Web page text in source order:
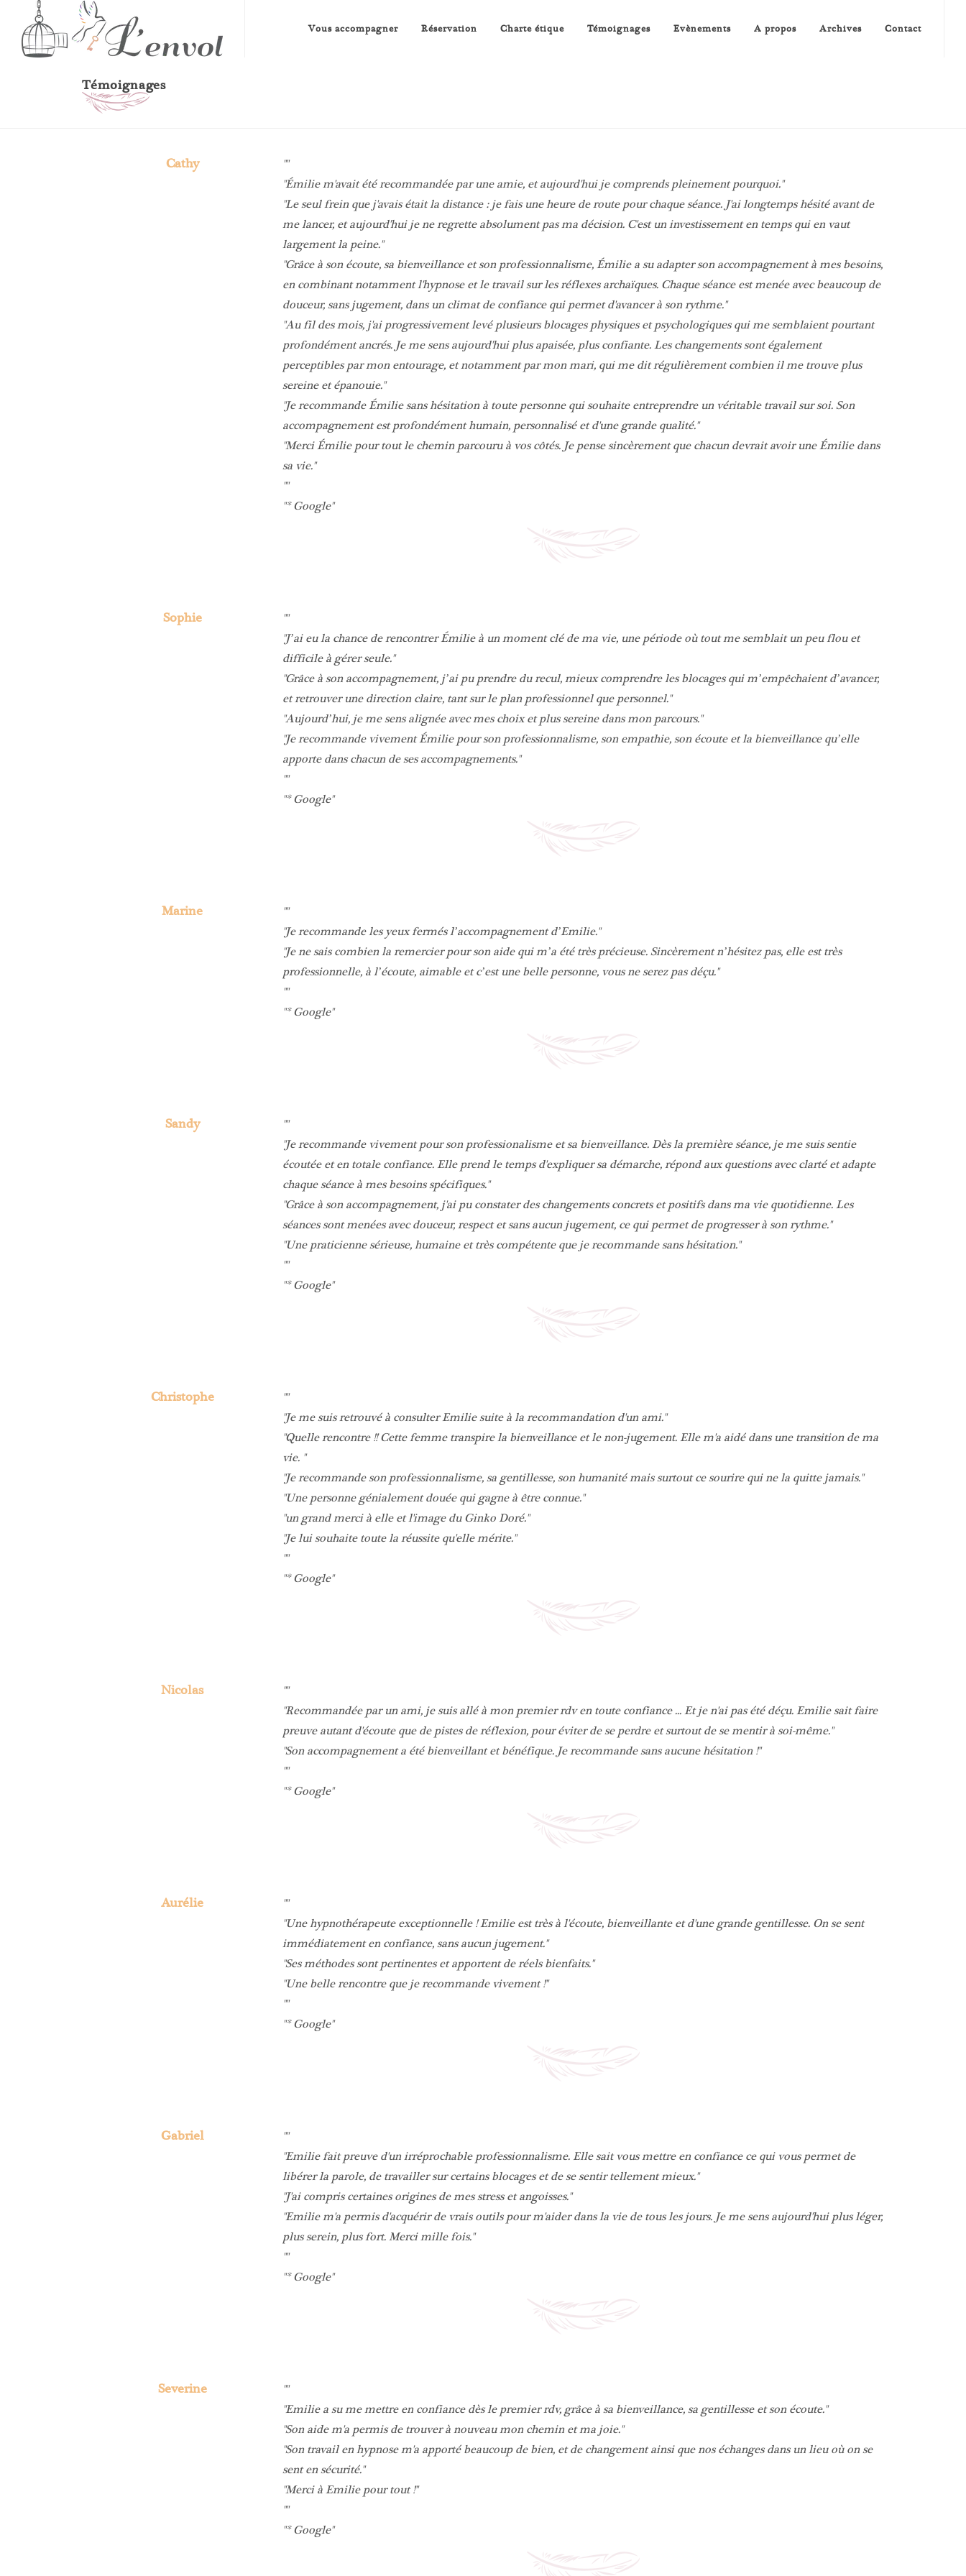
Vous accompagner Réservation Charte étique Témoignages Evènements A propos Archives Contact
Témoignages
Cathy
Émilie m'avait été recommandée par une amie, et aujourd'hui je comprends pleinement pourquoi.
Le seul frein que j'avais était la distance : je fais une heure de route pour chaque séance. J'ai longtemps hésité avant de
me lancer, et aujourd'hui je ne regrette absolument pas ma décision. C'est un investissement en temps qui en vaut
largement la peine.
Grâce à son écoute, sa bienveillance et son professionnalisme, Émilie a su adapter son accompagnement à mes besoins,
en combinant notamment l'hypnose et le travail sur les réflexes archaïques. Chaque séance est menée avec beaucoup de
douceur, sans jugement, dans un climat de confiance qui permet d'avancer à son rythme.
Au fil des mois, j'ai progressivement levé plusieurs blocages physiques et psychologiques qui me semblaient pourtant
profondément ancrés. Je me sens aujourd'hui plus apaisée, plus confiante. Les changements sont également
perceptibles par mon entourage, et notamment par mon mari, qui me dit régulièrement combien il me trouve plus
sereine et épanouie.
Je recommande Émilie sans hésitation à toute personne qui souhaite entreprendre un véritable travail sur soi. Son
accompagnement est profondément humain, personnalisé et d'une grande qualité.
Merci Émilie pour tout le chemin parcouru à vos côtés. Je pense sincèrement que chacun devrait avoir une Émilie dans
sa vie.
* Google
Sophie
J’ai eu la chance de rencontrer Émilie à un moment clé de ma vie, une période où tout me semblait un peu flou et
difficile à gérer seule.
Grâce à son accompagnement, j’ai pu prendre du recul, mieux comprendre les blocages qui m’empêchaient d’avancer,
et retrouver une direction claire, tant sur le plan professionnel que personnel.
Aujourd’hui, je me sens alignée avec mes choix et plus sereine dans mon parcours.
Je recommande vivement Émilie pour son professionnalisme, son empathie, son écoute et la bienveillance qu’elle
apporte dans chacun de ses accompagnements.
* Google
Marine
Je recommande les yeux fermés l’accompagnement d’Emilie.
Je ne sais combien la remercier pour son aide qui m’a été très précieuse. Sincèrement n’hésitez pas, elle est très
professionnelle, à l’écoute, aimable et c’est une belle personne, vous ne serez pas déçu.
* Google
Sandy
Je recommande vivement pour son professionalisme et sa bienveillance. Dès la première séance, je me suis sentie
écoutée et en totale confiance. Elle prend le temps d'expliquer sa démarche, répond aux questions avec clarté et adapte
chaque séance à mes besoins spécifiques.
Grâce à son accompagnement, j'ai pu constater des changements concrets et positifs dans ma vie quotidienne. Les
séances sont menées avec douceur, respect et sans aucun jugement, ce qui permet de progresser à son rythme.
Une praticienne sérieuse, humaine et très compétente que je recommande sans hésitation.
* Google
Christophe
Je me suis retrouvé à consulter Emilie suite à la recommandation d'un ami.
Quelle rencontre !! Cette femme transpire la bienveillance et le non-jugement. Elle m'a aidé dans une transition de ma
vie.
Je recommande son professionnalisme, sa gentillesse, son humanité mais surtout ce sourire qui ne la quitte jamais.
Une personne génialement douée qui gagne à être connue.
un grand merci à elle et l'image du Ginko Doré.
Je lui souhaite toute la réussite qu'elle mérite.
* Google
Nicolas
Recommandée par un ami, je suis allé à mon premier rdv en toute confiance ... Et je n'ai pas été déçu. Emilie sait faire
preuve autant d'écoute que de pistes de réflexion, pour éviter de se perdre et surtout de se mentir à soi-même.
Son accompagnement a été bienveillant et bénéfique. Je recommande sans aucune hésitation !
* Google
Aurélie
Une hypnothérapeute exceptionnelle ! Emilie est très à l'écoute, bienveillante et d'une grande gentillesse. On se sent
immédiatement en confiance, sans aucun jugement.
Ses méthodes sont pertinentes et apportent de réels bienfaits.
Une belle rencontre que je recommande vivement !
* Google
Gabriel
Emilie fait preuve d'un irréprochable professionnalisme. Elle sait vous mettre en confiance ce qui vous permet de
libérer la parole, de travailler sur certains blocages et de se sentir tellement mieux.
J'ai compris certaines origines de mes stress et angoisses.
Emilie m'a permis d'acquérir de vrais outils pour m'aider dans la vie de tous les jours. Je me sens aujourd'hui plus léger,
plus serein, plus fort. Merci mille fois.
* Google
Severine
Emilie a su me mettre en confiance dès le premier rdv, grâce à sa bienveillance, sa gentillesse et son écoute.
Son aide m'a permis de trouver à nouveau mon chemin et ma joie.
Son travail en hypnose m'a apporté beaucoup de bien, et de changement ainsi que nos échanges dans un lieu où on se
sent en sécurité.
Merci à Emilie pour tout !
* Google